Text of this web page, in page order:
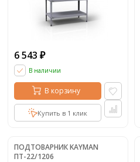
6 543 ₽
В наличии
В корзину
Купить в 1 клик
ПОДТОВАРНИК KAYMAN
ПТ-22/1206